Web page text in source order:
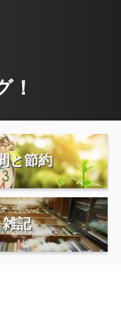
！
と節約
雑記